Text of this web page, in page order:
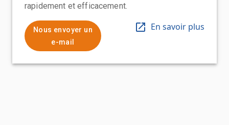
rapidement et efficacement.
Nous envoyer un
e-mail
En savoir plus